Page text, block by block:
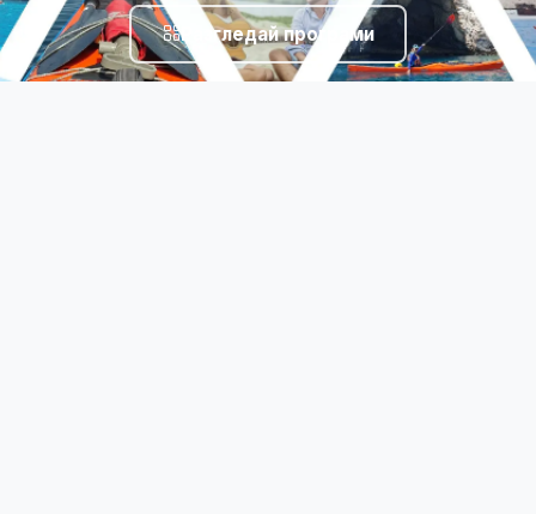
Разгледай програми